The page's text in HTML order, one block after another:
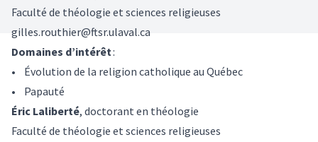
Faculté de théologie et sciences religieuses
gilles.routhier@ftsr.ulaval.ca
Domaines d’intérêt:
• Évolution de la religion catholique au Québec
• Papauté
Éric Laliberté, doctorant en théologie
Faculté de théologie et sciences religieuses